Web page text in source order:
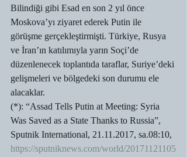
Bilindiği gibi Esad en son 2 yıl önce
Moskova’yı ziyaret ederek Putin ile
görüşme gerçekleştirmişti. Türkiye, Rusya
ve İran’ın katılımıyla yarın Soçi’de
düzenlenecek toplantıda taraflar, Suriye’deki
gelişmeleri ve bölgedeki son durumu ele
alacaklar.
(*): “Assad Tells Putin at Meeting: Syria
Was Saved as a State Thanks to Russia”,
Sputnik International, 21.11.2017, sa.08:10,
https://sputniknews.com/world/20171121105